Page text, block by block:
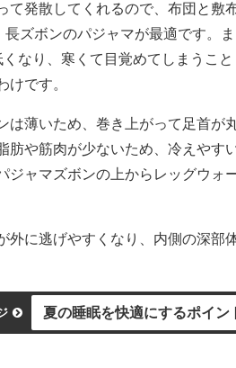
て発散してくれるので、布団と敷
長ズボンのパジャマが最適です。
なり、寒くて目覚めてしまうこ
けです。
は薄いため、巻き上がって足首が
肪や筋肉が少ないため、冷えやす
ジャマズボンの上からレッグウォ
外に逃げやすくなり、内側の深部
夏の睡眠を快適にするポイン